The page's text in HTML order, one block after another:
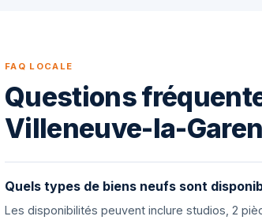
FAQ LOCALE
Questions
Villeneuve-la-
Quels types de biens neufs sont
Les disponibilités peuvent inclure studios, 2